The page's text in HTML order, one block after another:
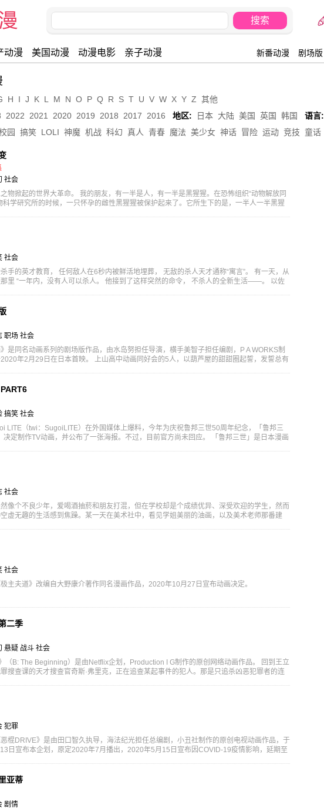
动漫 美国动漫 动漫电影 亲子动漫 新番动漫 剧场版
H I J K L M N O P Q R S T U V W X Y Z 其他
2022 2021 2020 2019 2018 2017 2016 地区: 日本 大陆 美国 英国 韩国 语言:
园 搞笑 LOLI 神魔 机战 科幻 真人 青春 魔法 美少女 神话 冒险 运动 竞技 童话
社会
物掀起的世界大革命。 我的朋友，有一半是人，有一半是黑猩猩。在恐怖组织“动物解放同
科学研究所的时候，一只怀孕的雌性黑猩猩被保护起来了。它所生下的是，一半人一半黑猩
社会
手的英才教育， 任何敌人在6秒内被鲜活地埋葬， 无敌的杀人天才通称“寓言”。 有一天，从
里 “一年内，没有人可以杀人。 他接到了这样突然的命令， 不杀人的全新生活——。 以佐
职场 社会
是同名动画系列的剧场版作品，由水岛努担任导演，横手美智子担任编剧，P A WORKS制
年2月29日在日本首映。 上山高中动画同好会的5人，以葫芦屋的甜甜圈起誓，发誓总有
搞笑 社会
LITE（twi：SugoiLITE）在外国媒体上爆料，今年为庆祝鲁邦三世50周年纪念，「鲁邦三
决定制作TV动画，并公布了一张海报。不过，目前官方尚未回应。 「鲁邦三世」是日本漫画
社会
像个不良少年，爱喝酒抽菸和朋友打混，但在学校却是个成绩优异、深受欢迎的学生，然而
虚无趣的生活感到焦躁。某一天在美术社中，看见学姐美丽的油画，以及美术老师那番建
社会
主夫道》改编自大野康介著作同名漫画作品，2020年10月27日宣布动画决定。
二季
悬疑 战斗 社会
（B: The Beginning）是由Netflix企划，Production I G制作的原创网络动画作品。 回到王立
搜查课的天才搜查官奇斯·弗里克，正在追查某起事件的犯人。那是只追杀凶恶犯罪者的连
犯罪
棍DRIVE》是由田口智久执导，海法纪光担任总编剧，小丑社制作的原创电视动画作品，于
日宣布本企划，原定2020年7月播出，2020年5月15日宣布因COVID-19疫情影响，延期至
亚蒂
剧情